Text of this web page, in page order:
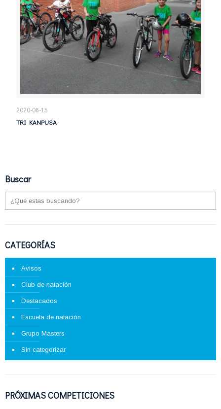
2020-06-15
TRI KANPUSA
Buscar
CATEGORÍAS
Avisos
Club de natación
Destacados
Escuela de natación
Grupo Masters
Sin categorizar
PRÓXIMAS COMPETICIONES